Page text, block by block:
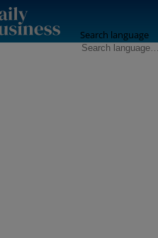
Search language